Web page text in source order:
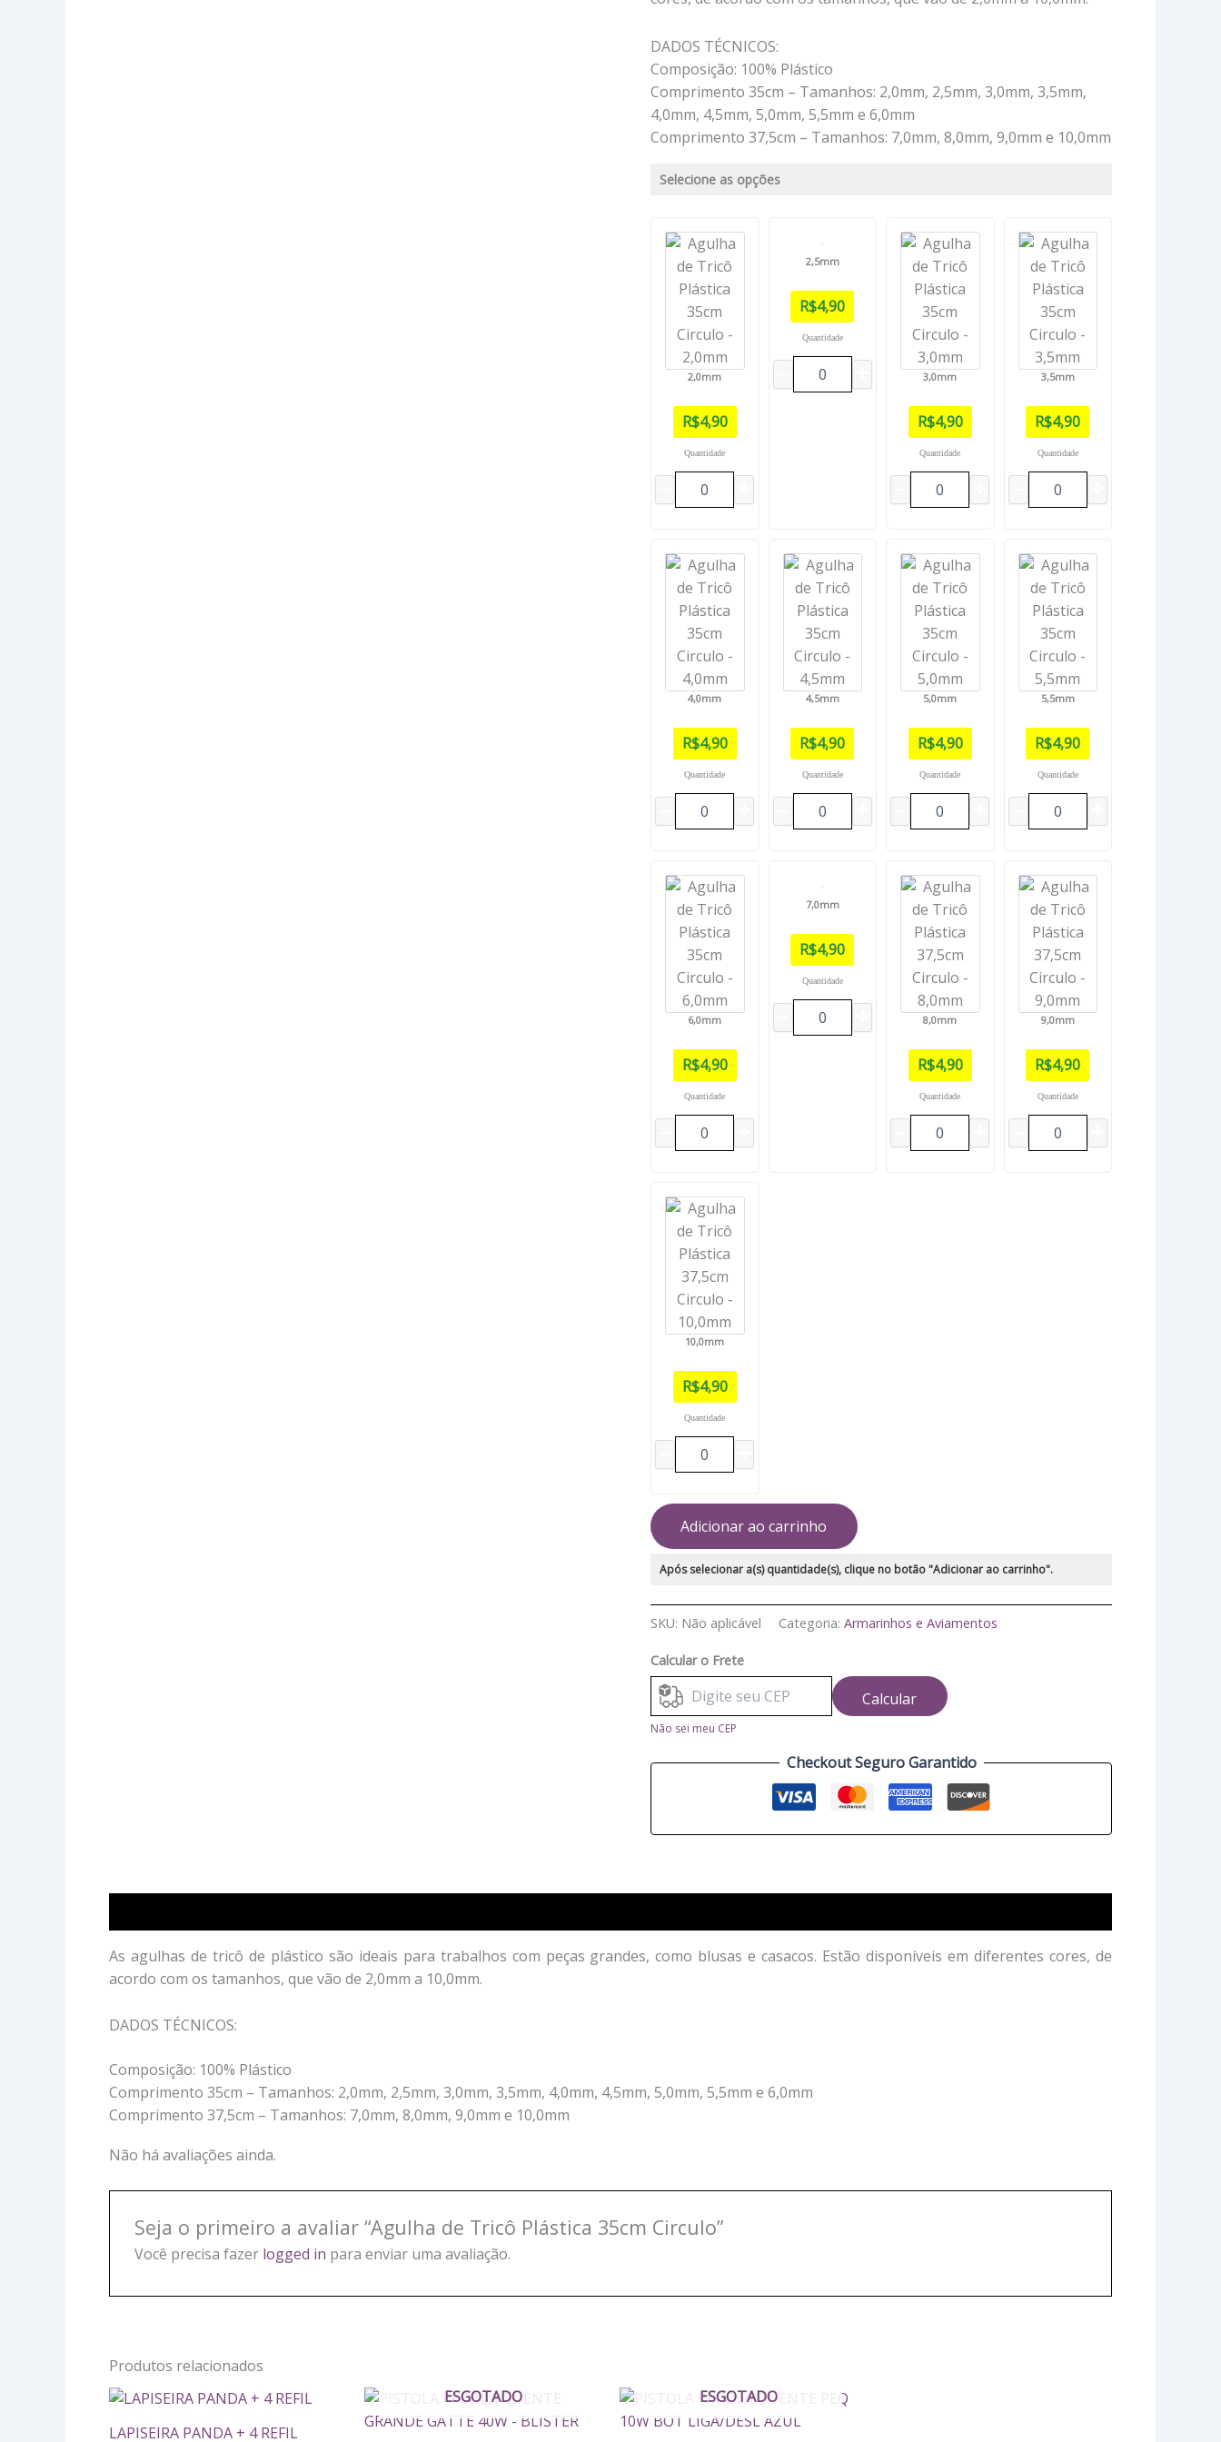
DADOS TÉCNICOS:
Composição: 100% Plástico
Comprimento 35cm – Tamanhos: 2,0mm, 2,5mm, 3,0mm, 3,5mm,
4,0mm, 4,5mm, 5,0mm, 5,5mm e 6,0mm
Comprimento 37,5cm – Tamanhos: 7,0mm, 8,0mm, 9,0mm e 10,0mm
Selecione as opções
2,0mm
R$4,90
Quantidade
2,5mm
R$4,90
Quantidade
3,0mm
R$4,90
Quantidade
3,5mm
R$4,90
Quantidade
4,0mm
R$4,90
Quantidade
4,5mm
R$4,90
Quantidade
5,0mm
R$4,90
Quantidade
5,5mm
R$4,90
Quantidade
6,0mm
R$4,90
Quantidade
7,0mm
R$4,90
Quantidade
8,0mm
R$4,90
Quantidade
9,0mm
R$4,90
Quantidade
10,0mm
R$4,90
Quantidade
Adicionar ao carrinho
Após selecionar a(s) quantidade(s), clique no botão "Adicionar ao carrinho".
SKU: Não aplicável Categoria:Armarinhos e Aviamentos
Calcular o Frete
Calcular
Não sei meu CEP
Checkout Seguro Garantido
As agulhas de tricô de plástico são ideais para trabalhos com peças grandes, como blusas e casacos. Estão disponíveis em diferentes cores, de
acordo com os tamanhos, que vão de 2,0mm a 10,0mm.
DADOS TÉCNICOS:
Composição: 100% Plástico
Comprimento 35cm – Tamanhos: 2,0mm, 2,5mm, 3,0mm, 3,5mm, 4,0mm, 4,5mm, 5,0mm, 5,5mm e 6,0mm
Comprimento 37,5cm – Tamanhos: 7,0mm, 8,0mm, 9,0mm e 10,0mm
Não há avaliações ainda.
Seja o primeiro a avaliar “Agulha de Tricô Plástica 35cm Circulo”
Você precisa fazer logged in para enviar uma avaliação.
Produtos relacionados
LAPISEIRA PANDA + 4 REFIL
LAPISEIRA
+
ESGOTADO ESGOTADO